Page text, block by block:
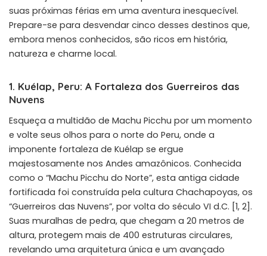
suas próximas férias em uma aventura inesquecível.
Prepare-se para desvendar cinco desses destinos que,
embora menos conhecidos, são ricos em história,
natureza e charme local.
1. Kuélap, Peru: A Fortaleza dos Guerreiros das
Nuvens
Esqueça a multidão de Machu Picchu por um momento
e volte seus olhos para o norte do Peru, onde a
imponente fortaleza de Kuélap se ergue
majestosamente nos Andes amazônicos. Conhecida
como o “Machu Picchu do Norte”, esta antiga cidade
fortificada foi construída pela cultura Chachapoyas, os
“Guerreiros das Nuvens”, por volta do século VI d.C. [1, 2].
Suas muralhas de pedra, que chegam a 20 metros de
altura, protegem mais de 400 estruturas circulares,
revelando uma arquitetura única e um avançado